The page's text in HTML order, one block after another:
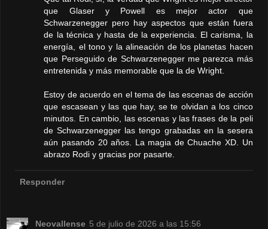
que Glaser y Powell es mejor actor que
Schwarzenegger pero hay aspectos que están fuera
de la técnica y hasta de la experiencia. El carisma, la
energía, el tono y la alineación de los planetas hacen
que Perseguido de Schwarzenegger me parezca más
entretenida y más memorable que la de Wright.
Estoy de acuerdo en el tema de las escenas de acción
que escasean y las que hay, se te olvidan a los cinco
minutos. En cambio, las escenas y las frases de la peli
de Schwarzenegger las tengo grabadas en la sesera
aún pasando 20 años. La magia de Chuache XD. Un
abrazo Rodi y gracias por pasarte.
Responder
Neovallense 5 de julio de 2026 a las 15:56